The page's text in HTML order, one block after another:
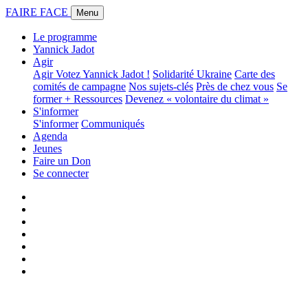
FAIRE FACE Menu
Le programme
Yannick Jadot
Agir
AgirVotez Yannick Jadot ! Solidarité Ukraine Carte des
comités de campagne Nos sujets-clés Près de chez vous Se
former + Ressources Devenez « volontaire du climat »
S'informer
S'informer Communiqués
Agenda
Jeunes
Faire un Don
Se connecter